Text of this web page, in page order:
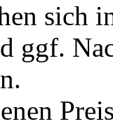
sich
ggf.